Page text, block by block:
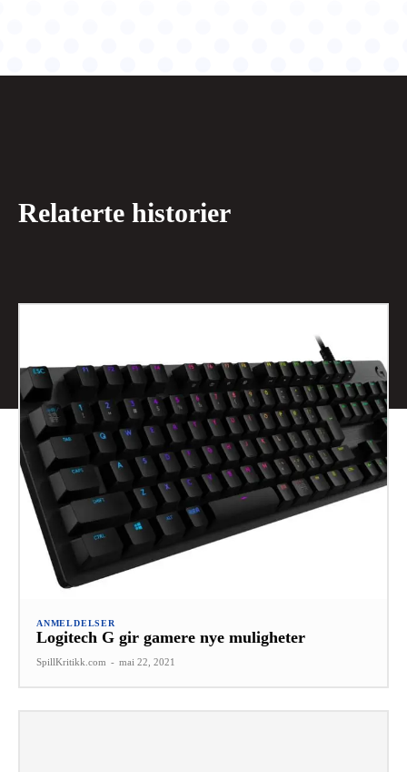
Relaterte historier
ANMELDELSER
Logitech G gir gamere nye muligheter
SpillKritikk.com - mai 22, 2021